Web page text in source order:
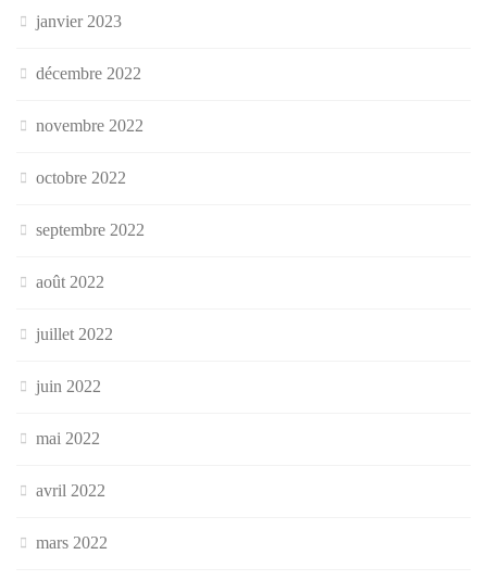
janvier 2023
décembre 2022
novembre 2022
octobre 2022
septembre 2022
août 2022
juillet 2022
juin 2022
mai 2022
avril 2022
mars 2022